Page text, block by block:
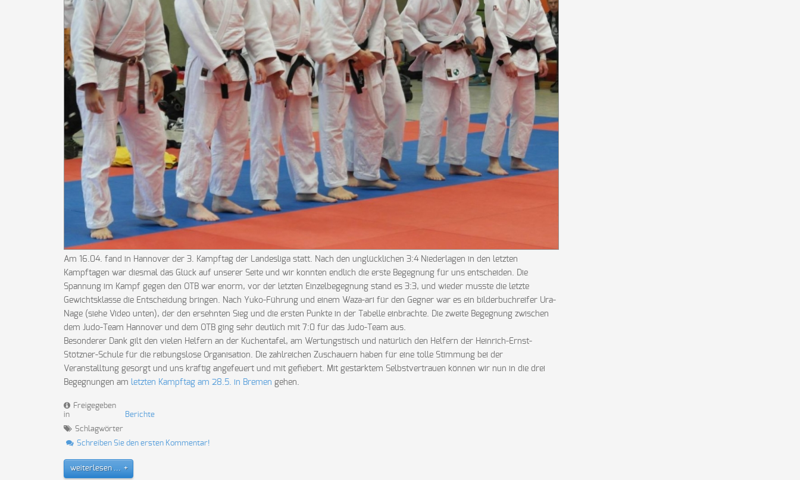
Am 16.04. fand in Hannover der 3. Kampftag der Landesliga statt. Nach den unglücklichen 3:4 Niederlagen in den letzten
Kampftagen war diesmal das Glück auf unserer Seite und wir konnten endlich die erste Begegnung für uns entscheiden. Die
Spannung im Kampf gegen den OTB war enorm, vor der letzten Einzelbegegnung stand es 3:3, und wieder musste die letzte
Gewichtsklasse die Entscheidung bringen. Nach Yuko-Führung und einem Waza-ari für den Gegner war es ein bilderbuchreifer Ura-
Nage (siehe Video unten), der den ersehnten Sieg und die ersten Punkte in der Tabelle einbrachte. Die zweite Begegnung zwischen
dem Judo-Team Hannover und dem OTB ging sehr deutlich mit 7:0 für das Judo-Team aus.
Besonderer Dank gilt den vielen Helfern an der Kuchentafel, am Wertungstisch und natürlich den Helfern der Heinrich-Ernst-
Stötzner-Schule für die reibungslose Organisation. Die zahlreichen Zuschauern haben für eine tolle Stimmung bei der
Veranstalltung gesorgt und uns kräftig angefeuert und mit gefiebert. Mit gestärktem Selbstvertrauen können wir nun in die drei
Begegnungen am letzten Kampftag am 28.5. in Bremen gehen.
Freigegeben
in
Berichte
Schlagwörter
Schreiben Sie den ersten Kommentar!
weiterlesen ...